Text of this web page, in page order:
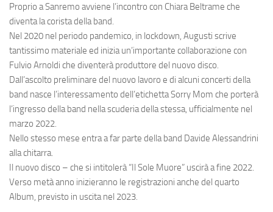
Proprio a Sanremo avviene l’incontro con Chiara Beltrame che
diventa la corista della band.
Nel 2020 nel periodo pandemico, in lockdown, Augusti scrive
tantissimo materiale ed inizia un’importante collaborazione con
Fulvio Arnoldi che diventerà produttore del nuovo disco.
Dall’ascolto preliminare del nuovo lavoro e di alcuni concerti della
band nasce l’interessamento dell’etichetta Sorry Mom che porterà
l’ingresso della band nella scuderia della stessa, ufficialmente nel
marzo 2022.
Nello stesso mese entra a far parte della band Davide Alessandrini
alla chitarra.
Il nuovo disco – che si intitolerà “Il Sole Muore” uscirà a fine 2022.
Verso metà anno inizieranno le registrazioni anche del quarto
Album, previsto in uscita nel 2023.